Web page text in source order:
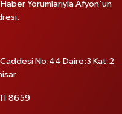
Yorumlarıyla Afyon'un
Caddesi No:44 Daire:3 Kat:2
8659